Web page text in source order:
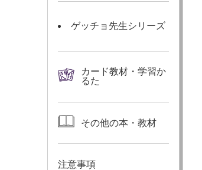
ゲッチョ先生シリーズ
カード教材・学習か
るた
その他の本・教材
注意事項